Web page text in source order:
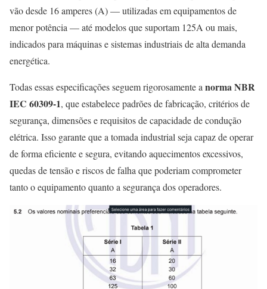
vão desde 16 amperes (A) — utilizadas em equipamentos de
menor potência — até modelos que suportam 125A ou mais,
indicados para máquinas e sistemas industriais de alta demanda
energética.
Todas essas especificações seguem rigorosamente a norma NBR
IEC 60309-1, que estabelece padrões de fabricação, critérios de
segurança, dimensões e requisitos de capacidade de condução
elétrica. Isso garante que a tomada industrial seja capaz de operar
de forma eficiente e segura, evitando aquecimentos excessivos,
quedas de tensão e riscos de falha que poderiam comprometer
tanto o equipamento quanto a segurança dos operadores.